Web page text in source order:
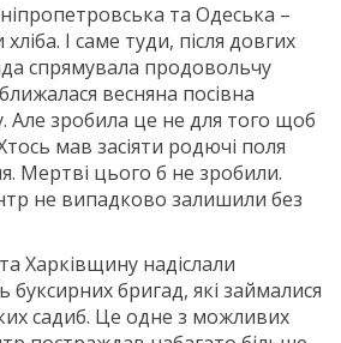
та Одеська –
І саме туди, після довгих
спрямувала продовольчу
весняна посівна
Але зробила це не для того щоб
мав засіяти родючі поля
Мертві цього б не зробили.
не випадково залишили без
Харківщину надіслали
буксирних бригад, які займалися
садиб. Це одне з можливих